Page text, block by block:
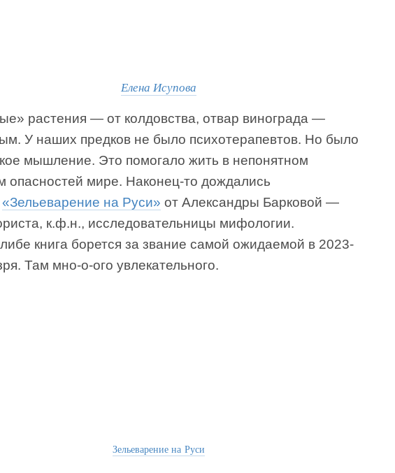
Елена Исупова
растения — от колдовства, отвар винограда —
У наших предков не было психотерапевтов. Но было
мышление. Это помогало жить в непонятном
опасностей мире. Наконец-то дождались
«Зельеварение на Руси» от Александры Барковой —
к.ф.н., исследовательницы мифологии.
книга борется за звание самой ожидаемой в 2023-
Там мно-о-ого увлекательного.
Зельеварение на Руси